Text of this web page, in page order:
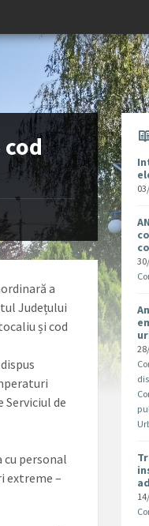
a
Județului
și cod
Serviciul de
personal
extreme –